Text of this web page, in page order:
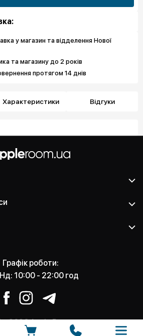
у магазин та відделення Нової
та магазину до 2 років
протягом 14 днів
Характеристики Відгуки
Графік роботи:
10:00 - 22:00 год
- 2026 Apple Room -